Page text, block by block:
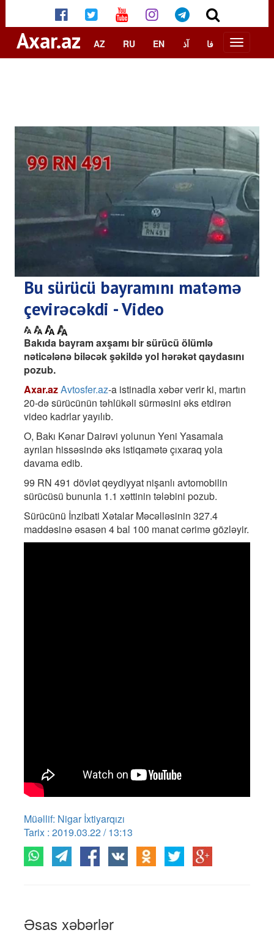
Axar.az AZ RU EN آذ فا
Bu sürücü bayramını matəmə
çevirəcəkdi - Video
Bakıda bayram axşamı bir sürücü ölümlə
nəticələnə biləcək şəkildə yol hərəkət qaydasını
pozub.
Axar.azAvtosfer.az-a istinadla xəbər verir ki, martın
20-də sürücünün təhlükəli sürməsini əks etdirən
video kadrlar yayılıb.
O, Bakı Kənar Dairəvi yolunun Yeni Yasamala
ayrılan hissəsində əks istiqamətə çıxaraq yola
davama edib.
99 RN 491 dövlət qeydiyyat nişanlı avtomobilin
sürücüsü bununla 1.1 xəttinin tələbini pozub.
Sürücünü İnzibati Xətalar Məcəlləsinin 327.4
maddəsinə əsasən 4 bal 100 manat cərimə gözləyir.
Müəllif: Nigar İxtiyarqızı
Tarix : 2019.03.22 / 13:13
Əsas xəbərlər